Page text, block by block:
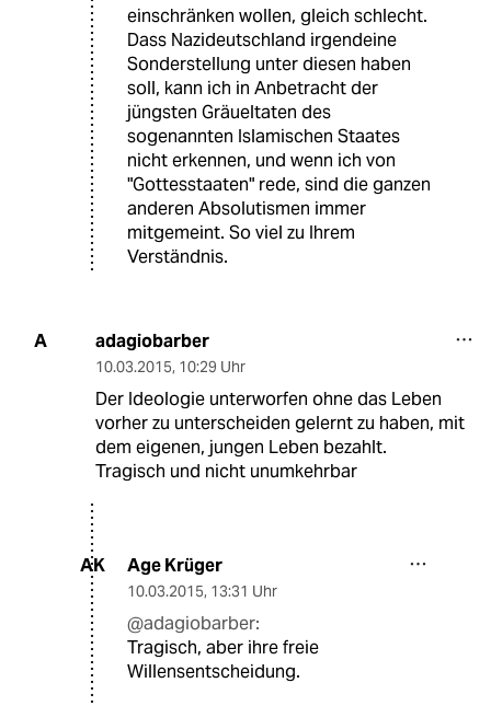
einschränken wollen, gleich schlecht.
Dass Nazideutschland irgendeine
Sonderstellung unter diesen haben
soll, kann ich in Anbetracht der
jüngsten Gräueltaten des
sogenannten Islamischen Staates
nicht erkennen, und wenn ich von
"Gottesstaaten" rede, sind die ganzen
anderen Absolutismen immer
mitgemeint. So viel zu Ihrem
Verständnis.
A adagiobarber
10.03.2015, 10:29 Uhr
Der Ideologie unterworfen ohne das Leben
vorher zu unterscheiden gelernt zu haben, mit
dem eigenen, jungen Leben bezahlt.
Tragisch und nicht unumkehrbar
AK Age Krüger
10.03.2015, 13:31 Uhr
@adagiobarber:
Tragisch, aber ihre freie
Willensentscheidung.